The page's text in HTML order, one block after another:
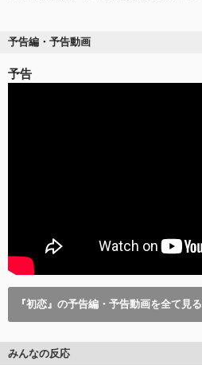
予告編・予告動画
予告
『初恋』の予告編・予告動画を全て見る
みんなの反応